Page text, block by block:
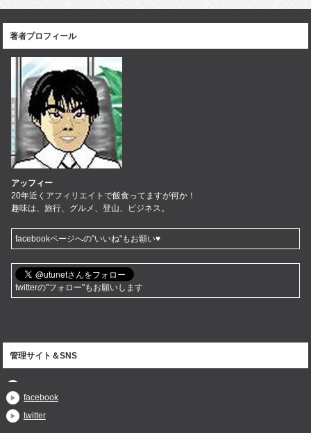
著者プロフィール
アッフィー
20年近くアフィリエイトで飯食ってますが何か！
趣味は、旅行、グルメ、登山、ビジネス。
facebookページへの"いいね"もお願い♥
twitterの"フォロー"もお願いします
管理サイト＆SNS
facebook
twitter